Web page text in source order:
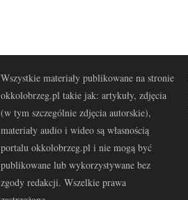
Wszystkie materiały publikowane na stronie
okkolobrzeg.pl takie jak: artykuły, zdjęcia
(w tym szczególnie zdjęcia autorskie),
materiały audio i wideo są własnością
portalu okkolobrzeg.pl i nie mogą być
publikowane lub wykorzystywane bez
zgody redakcji. Wszelkie prawa